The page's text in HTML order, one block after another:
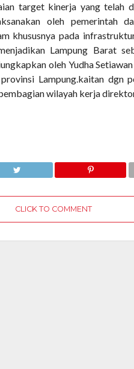
target kinerja yang telah
oleh pemerintah
khususnya pada
Lampung Barat
oleh Yudha
Lampung.kaitan dgn
wilayah kerja
CLICK TO COMMENT